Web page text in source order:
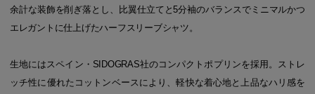
余計な装飾を削ぎ落とし、比翼仕立てと5分袖のバランスでミニマルかつ
エレガントに仕上げたハーフスリーブシャツ。
生地にはスペイン・SIDOGRAS社のコンパクトポプリンを採用。ストレ
ッチ性に優れたコットンベースにより、軽快な着心地と上品なハリ感を